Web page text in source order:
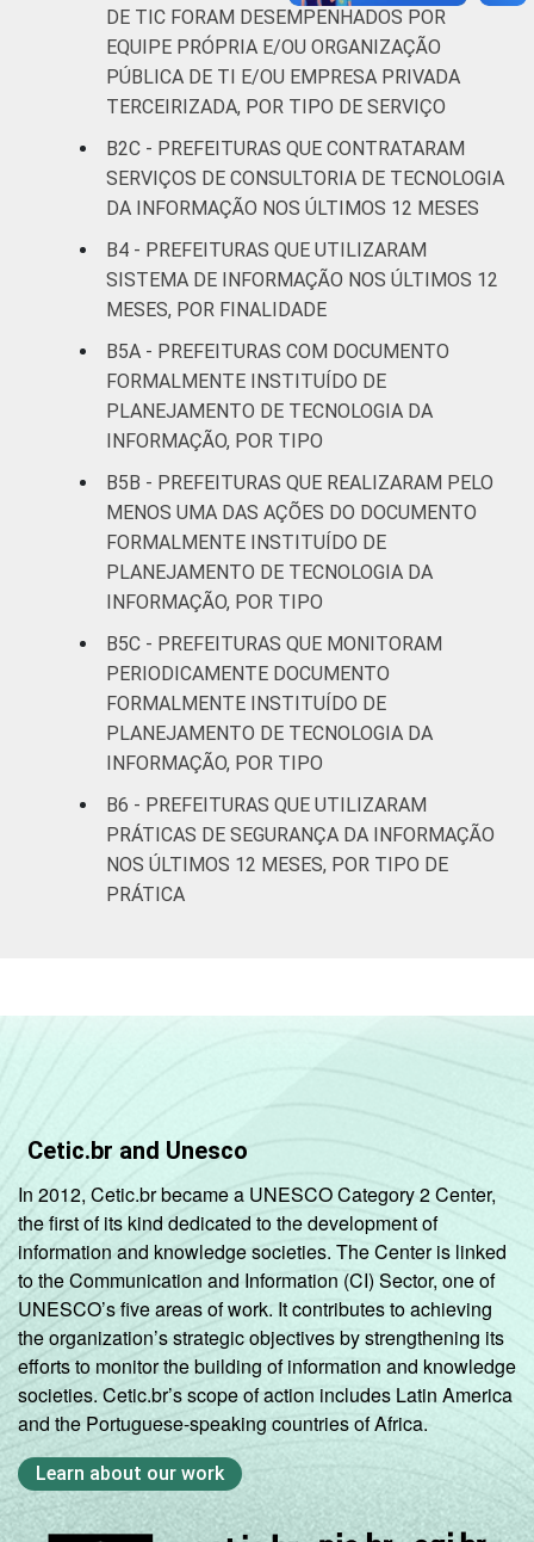
REGIÃO
E
PORTE
Norte - Até
5 mil
habitantes
100 0 0
Norte -
Mais de 5
mil
habitantes
Norte -
Mais de 10
mil até 20
mil
habitantes
96 0
Norte -
Mais de 20
mil até 50
mil
habitantes
98 0 0
Norte -
mil até 100
mil
habitantes
96 4 0
Norte -
Mais de
Mais de 5
mil
habitantes
Nordeste -
Mais de 10
mil até 20
habitantes
93
Nordeste -
Mais de 20
mil até 50
93 3 3
DE TIC FORAM DESEMPENHADOS POR
EQUIPE PRÓPRIA E/OU ORGANIZAÇÃO
PÚBLICA DE TI E/OU EMPRESA PRIVADA
TERCEIRIZADA, POR TIPO DE SERVIÇO
B2C - PREFEITURAS QUE CONTRATARAM
SERVIÇOS DE CONSULTORIA DE TECNOLOGIA
DA INFORMAÇÃO NOS ÚLTIMOS 12 MESES
B4 - PREFEITURAS QUE UTILIZARAM
SISTEMA DE INFORMAÇÃO NOS ÚLTIMOS 12
MESES, POR FINALIDADE
B5A - PREFEITURAS COM DOCUMENTO
FORMALMENTE INSTITUÍDO DE
PLANEJAMENTO DE TECNOLOGIA DA
INFORMAÇÃO, POR TIPO
B5B - PREFEITURAS QUE REALIZARAM PELO
MENOS UMA DAS AÇÕES DO DOCUMENTO
FORMALMENTE INSTITUÍDO DE
PLANEJAMENTO DE TECNOLOGIA DA
INFORMAÇÃO, POR TIPO
B5C - PREFEITURAS QUE MONITORAM
PERIODICAMENTE DOCUMENTO
FORMALMENTE INSTITUÍDO DE
PLANEJAMENTO DE TECNOLOGIA DA
INFORMAÇÃO, POR TIPO
B6 - PREFEITURAS QUE UTILIZARAM
PRÁTICAS DE SEGURANÇA DA INFORMAÇÃO
NOS ÚLTIMOS 12 MESES, POR TIPO DE
PRÁTICA
Cetic.br and Unesco
In 2012, Cetic.br became a UNESCO Category 2 Center,
the first of its kind dedicated to the development of
information and knowledge societies. The Center is linked
to the Communication and Information (CI) Sector, one of
UNESCO’s five areas of work. It contributes to achieving
the organization’s strategic objectives by strengthening its
efforts to monitor the building of information and knowledge
societies. Cetic.br’s scope of action includes Latin America
and the Portuguese-speaking countries of Africa.
Learn about our work